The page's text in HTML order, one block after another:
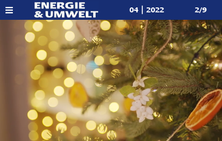
04 | 2022 2/9